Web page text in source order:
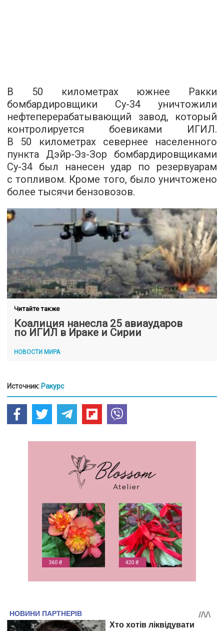
В 50 километрах южнее Ракки
бомбардировщики Су-34 уничтожили
нефтеперерабатывающий завод, который
контролируется боевиками ИГИЛ.
В 50 километрах севернее населенного
пункта Дэйр-Эз-Зор бомбардировщиками
Су-34 был нанесен удар по резервуарам
с топливом. Кроме того, было уничтожено
более тысячи бензовозов.
Читайте также
Коалиция нанесла 25 авиаударов
по ИГИЛ в Ираке и Сирии
НОВОСТИ МИРА
Источник: Ракурс